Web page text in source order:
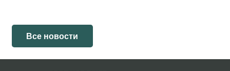
Все новости